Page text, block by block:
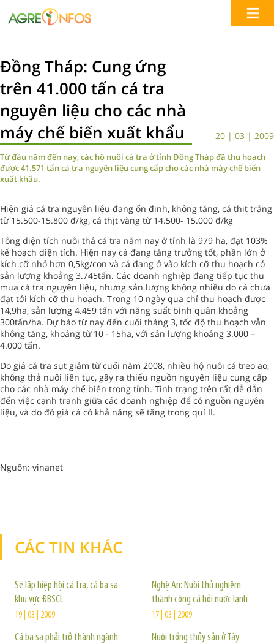
Đồng Tháp: Cung ứng
trên 41.000 tấn cá tra
nguyên liệu cho các nhà
máy chế biến xuất khẩu
20 | 03 | 2009
Từ đầu năm đến nay, các hộ nuôi cá tra ở tỉnh Đồng Tháp đã thu hoạch
được 41.571 tấn cá tra nguyên liệu cung cấp cho các nhà máy chế biến
xuất khẩu.
Hiện giá cá tra nguyên liệu đang ổn định, không tăng, cá thịt trắng
từ 15.500-15.800 đ/kg, cá thịt vàng từ 14.500- 15.000 đ/kg
Tổng diện tích nuôi thả cá tra năm nay ở tỉnh là 979 ha, đạt 103%
kế hoạch diện tích. Hiện nay cá đang tăng trưởng tốt, phần lớn ở
kích cỡ nhỏ hơn 0,5kg/con và cá đang ở vào kích cỡ thu hoạch có
sản lượng khoảng 3.745tấn. Các doanh nghiệp đang tiếp tục thu
mua cá tra nguyên liệu, nhưng sản lượng không nhiều do cá chưa
đạt tới kích cỡ thu hoạch. Trong 10 ngày qua chỉ thu hoạch được
14,9ha, sản lượng 4.459 tấn với năng suất bình quân khoảng
300tấn/ha. Dự báo từ nay đến cuối tháng 3, tốc độ thu hoạch vẫn
không tăng, khoảng từ 10 - 15ha, với sản lượng khoảng 3.000 –
4.000 tấn.
Do giá cá tra sụt giảm từ cuối năm 2008, nhiều hộ nuôi cá treo ao,
không thả nuôi liên tục, gây ra thiếu nguồn nguyên liệu cung cấp
cho các nhà máy chế biến trong tỉnh. Tình trạng trên rất dễ dẫn
đến việc cạnh tranh giữa các doanh nghiệp để có nguồn nguyên
liệu, và do đó giá cá có khả năng sẽ tăng trong quí II.
Nguồn: vinanet
CÁC TIN KHÁC
Sẽ lập hiệp hội cá tra, cá ba sa
khu vực ĐBSCL
19 | 03 | 2009
Cá ba sa phải trở thành ngành
Nghệ An: Nuôi thử nghiệm
thành công cá hồi nước lạnh
17 | 03 | 2009
Nuôi trồng thủy sản ở Tây